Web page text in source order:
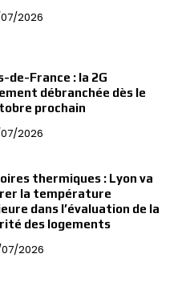
2026
de-France : la 2G
débranchée dès le
prochain
2026
thermiques : Lyon va
la température
dans l’évaluation de la
des logements
2026